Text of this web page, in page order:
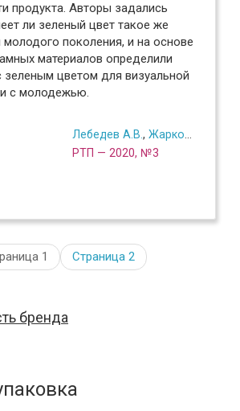
продукта. Авторы задались
ли зеленый цвет такое же
молодого поколения, и на основе
материалов определили
зеленым цветом для визуальной
с молодежью.
Лебедев А.В. , Жарков Г.Г.
РТП — 2020, №3
1 Страница 2
бренда